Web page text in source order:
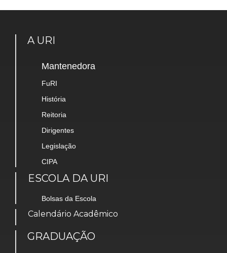
A URI
Mantenedora
FuRI
História
Reitoria
Dirigentes
Legislação
CIPA
ESCOLA DA URI
Bolsas da Escola
Calendário Acadêmico
GRADUAÇÃO